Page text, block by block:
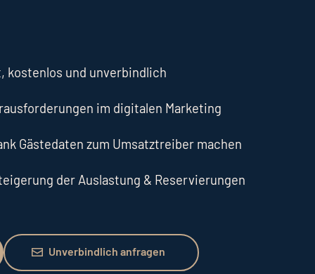
kostenlos und unverbindlich
im digitalen Marketing
Gästedaten zum Umsatztreiber machen
der Auslastung & Reservierungen
Unverbindlich anfragen
Unverbindlich anfragen